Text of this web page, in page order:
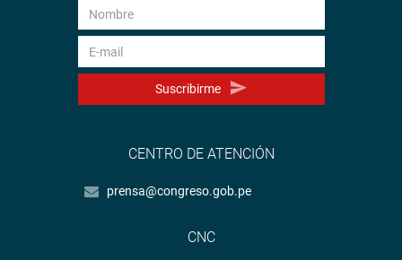
Suscribirme
CENTRO DE ATENCIÓN
prensa@congreso.gob.pe
CNC